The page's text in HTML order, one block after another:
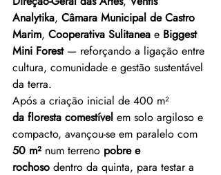
Analytika, Câmara Municipal de Castro
Marim, Cooperativa Sulitanea e Biggest
Mini Forest — reforçando a ligação entre
cultura, comunidade e gestão sustentável
da terra.
Após a criação inicial de 400 m²
da floresta comestível em solo argiloso e
compacto, avançou‑se em paralelo com
50 m² num terreno pobre e
rochoso dentro da quinta, para testar a